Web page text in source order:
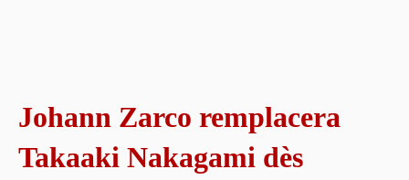
Johann Zarco remplacera
Takaaki Nakagami dès